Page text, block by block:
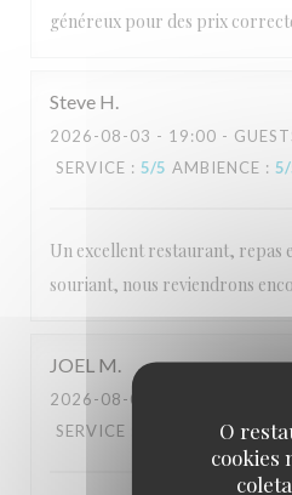
O
cookies
généreux pour des prix
Steve H
2026-08-03 - 19:00 -
SERVICE : 5/5 AMBIENCE : 5
Un excellent restaurant, repas
souriant, nous reviendrons
JOEL M
2026-08-04
SERVICE
AMBIENCE: 5